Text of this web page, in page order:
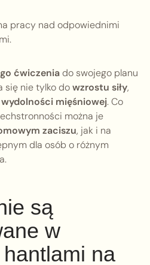
pracy nad odpowiednimi
ćwiczeniado swojego planu
się nie tylko dowzrostu siły,
mięśniowej. Co
można je
zaciszu, jak i na
dla osób o różnym
są
w
na